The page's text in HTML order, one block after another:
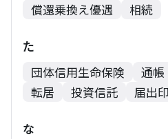
償還乗換え優遇
相続
た
団体信用生命保険
通帳
転居
投資信託 届出印
な